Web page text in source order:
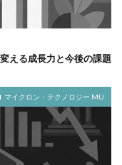
える成長力と今後の課題
マイクロン・テクノロジー MU